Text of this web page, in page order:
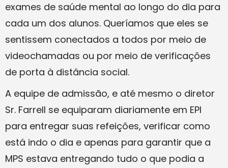
exames de saúde mental ao longo do dia para
cada um dos alunos. Queríamos que eles se
sentissem conectados a todos por meio de
videochamadas ou por meio de verificações
de porta à distância social.
A equipe de admissão, e até mesmo o diretor
Sr. Farrell se equiparam diariamente em EPI
para entregar suas refeições, verificar como
está indo o dia e apenas para garantir que a
MPS estava entregando tudo o que podia a